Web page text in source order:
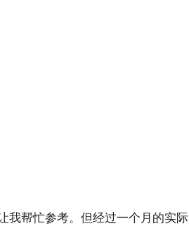
我帮忙参考。但经过一个月的实际